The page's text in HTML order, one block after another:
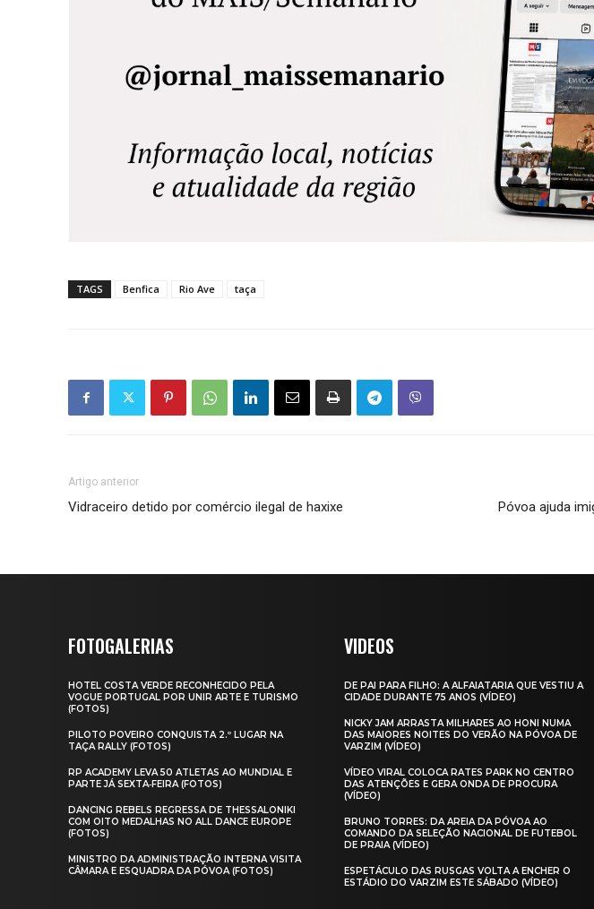
TAGS Benfica Rio Ave taça
Artigo anterior
Vidraceiro detido por comércio ilegal de haxixe
Póvoa ajuda
FOTOGALERIAS
HOTEL COSTA VERDE RECONHECIDO PELA
VOGUE PORTUGAL POR UNIR ARTE E TURISMO
(FOTOS)
PILOTO POVEIRO CONQUISTA 2.º LUGAR NA
TAÇA RALLY (FOTOS)
RP ACADEMY LEVA 50 ATLETAS AO MUNDIAL E
PARTE JÁ SEXTA‑FEIRA (FOTOS)
DANCING REBELS REGRESSA DE THESSALONIKI
COM OITO MEDALHAS NO ALL DANCE EUROPE
(FOTOS)
MINISTRO DA ADMINISTRAÇÃO INTERNA VISITA
CÂMARA E ESQUADRA DA PÓVOA (FOTOS)
VIDEOS
DE PAI PARA FILHO: A ALFAIATARIA QUE VESTIU A
CIDADE DURANTE 75 ANOS (VÍDEO)
NICKY JAM ARRASTA MILHARES AO HONI NUMA
DAS MAIORES NOITES DO VERÃO NA PÓVOA DE
VARZIM (VÍDEO)
VÍDEO VIRAL COLOCA RATES PARK NO CENTRO
DAS ATENÇÕES E GERA ONDA DE PROCURA
(VÍDEO)
BRUNO TORRES: DA AREIA DA PÓVOA AO
COMANDO DA SELEÇÃO NACIONAL DE FUTEBOL
DE PRAIA (VÍDEO)
ESPETÁCULO DAS RUSGAS VOLTA A ENCHER O
ESTÁDIO DO VARZIM ESTE SÁBADO (VÍDEO)